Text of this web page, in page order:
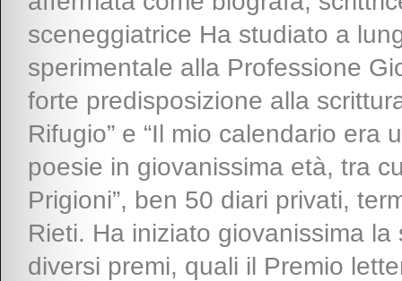
sceneggiatrice Ha studiato a
sperimentale alla Professione
forte predisposizione alla
Rifugio” e “Il mio calendario era
poesie in giovanissima età, tra
Prigioni”, ben 50 diari privati,
Rieti. Ha iniziato giovanissima
diversi premi, quali il Premio